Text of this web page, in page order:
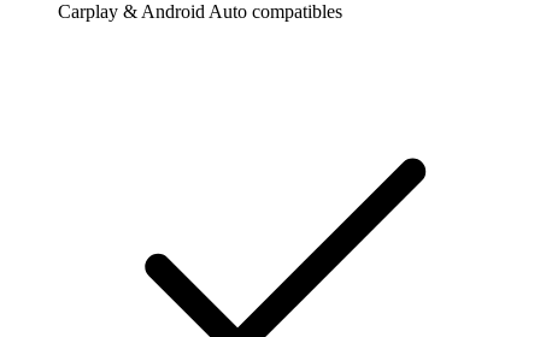
Carplay & Android Auto compatibles